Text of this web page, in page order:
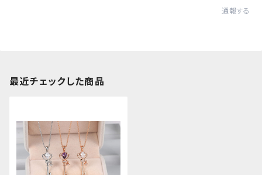
通報する
最近チェックした商品